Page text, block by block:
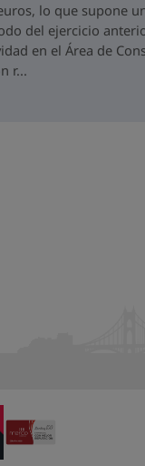
lo que supone
del ejercicio
en el Área de
r...